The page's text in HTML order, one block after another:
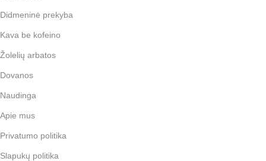
Didmeninė prekyba
Kava be kofeino
Žolelių arbatos
Dovanos
Naudinga
Apie mus
Privatumo politika
Slapukų politika